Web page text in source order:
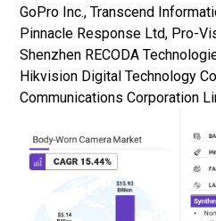
GoPro Inc., Transcend
Pinnacle Response Ltd, Pro-
Shenzhen RECODA
Hikvision Digital Technology
Communications Corporation